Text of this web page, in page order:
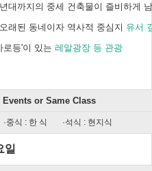
대까지의 중세 건축물이 즐비하게
래된 동네이자 역사적 중심지 유서
로등'이 있는 레알광장 등 관광
Events or Same Class
·중식 : 한 식 ·석식 : 현지식
일